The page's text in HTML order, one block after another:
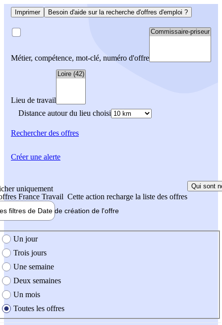
Imprimer Besoin d'aide sur la recherche d'offres d'emploi ?
Métier, compétence, mot-clé, numéro d'offre
Lieu de travail
Distance autour du lieu choisi
Rechercherdes offres
uniquement
France Travail Cette action recharge la liste des offres
Qui sont
filtres de Date de création de l'offre
création de l'offre
Un jour
Trois jours
Une semaine
Deux semaines
Un mois
Toutes les offres
Créer une alerte